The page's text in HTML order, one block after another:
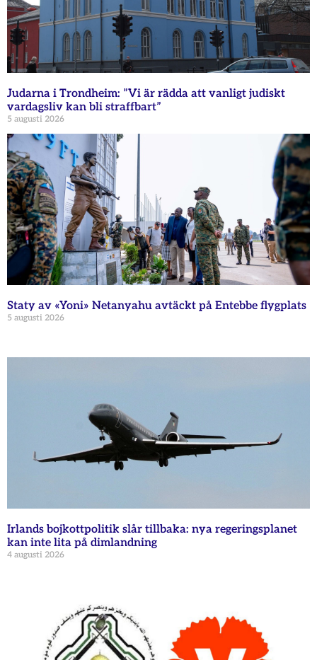
Judarna i Trondheim: ”Vi är rädda att vanligt judiskt
vardagsliv kan bli straffbart”
5 augusti 2026
Staty av «Yoni» Netanyahu avtäckt på Entebbe flygplats
5 augusti 2026
Irlands bojkottpolitik slår tillbaka: nya regeringsplanet
kan inte lita på dimlandning
4 augusti 2026